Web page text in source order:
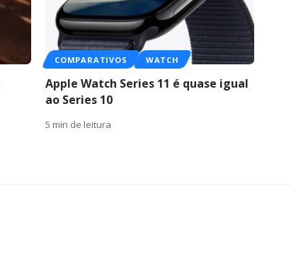
COMPARATIVOS WATCH
Apple Watch Series 11 é quase igual
ao Series 10
5 min de leitura